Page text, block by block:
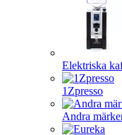
Elektriska
1Zpresso
Andra